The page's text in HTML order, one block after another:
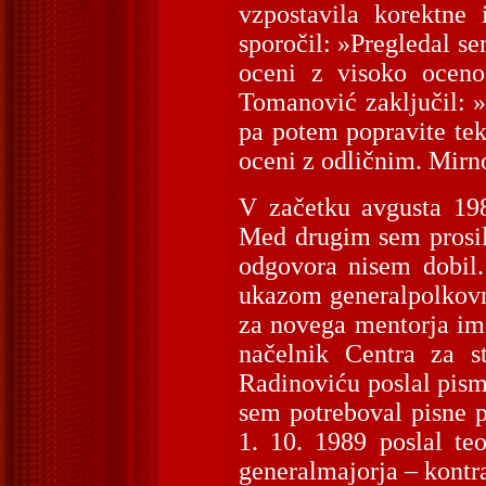
vzpostavila
sporočil: »Pregledal
oceni z visoko
Tomanović zaključil:
pa potem popravite
oceni z odličnim.
V začetku avgusta
Med drugim sem
odgovora nisem
ukazom
za novega mentorja
načelnik Centra za
Radinoviću poslal
sem potreboval pisne
1. 10. 1989 poslal
generalmajorja –